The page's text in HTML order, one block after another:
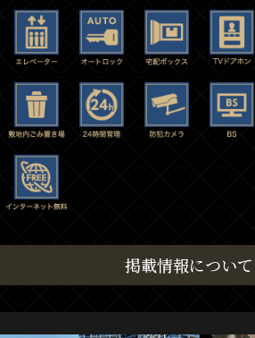
掲載情報について